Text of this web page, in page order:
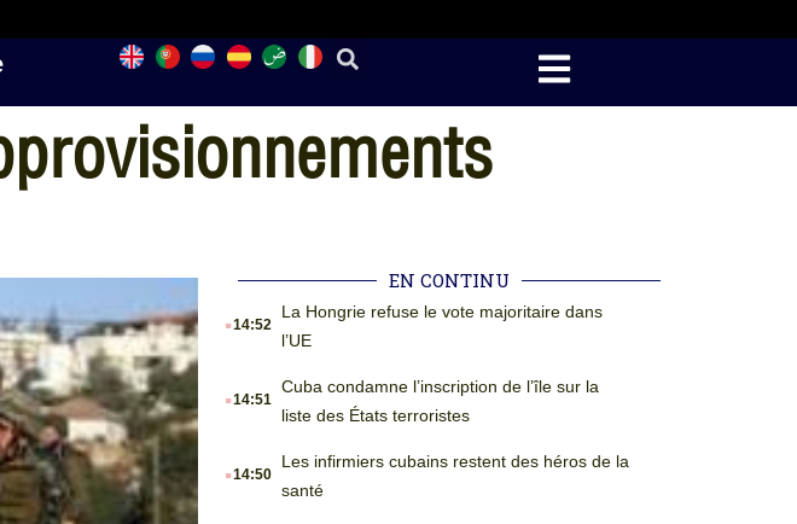
EN CONTINU
.14:52
La Hongrie refuse le vote majoritaire dans
l’UE
.14:51
Cuba condamne l’inscription de l’île sur la
liste des États terroristes
.14:50
Les infirmiers cubains restent des héros de la
santé